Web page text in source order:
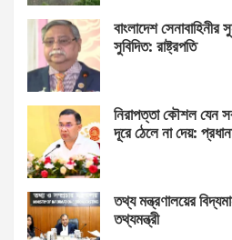
বাংলাদেশ
সুবিদিত: রাষ্ট্রপতি
নিরাপত্তা কৌশল যেন
দূরে ঠেলে না দেয়:
তথ্য মন্ত্রণালয়ের
তথ্যমন্ত্রী